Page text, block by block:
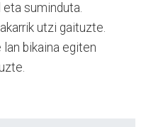
eta suminduta.
utzi gaituzte.
lan bikaina egiten